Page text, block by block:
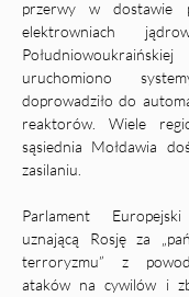
przerwy w
elektrowniach
uruchomiono
doprowadziło do
reaktorów. Wiele
sąsiednia Mołdawia
zasilaniu.
Parlament
uznającą Rosję za
terroryzmu” z
ataków na cywilów i